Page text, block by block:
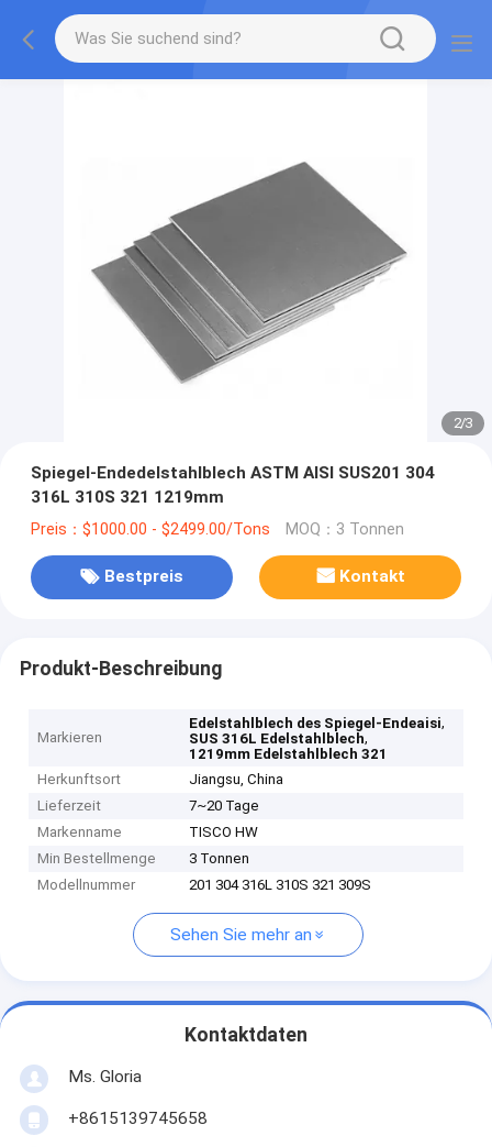
2/3
Spiegel-Endedelstahlblech ASTM AISI SUS201 304
316L 310S 321 1219mm
Preis：$1000.00 - $2499.00/Tons MOQ：3 Tonnen
Bestpreis Kontakt
Produkt-Beschreibung
Markieren
Edelstahlblech des Spiegel-Endeaisi,
SUS 316L Edelstahlblech,
1219mm Edelstahlblech 321
Herkunftsort
Jiangsu, China
Lieferzeit
7~20 Tage
Markenname
TISCO HW
Min Bestellmenge
3 Tonnen
Modellnummer
201 304 316L 310S 321 309S
Sehen Sie mehr an
Kontaktdaten
Ms. Gloria
+8615139745658